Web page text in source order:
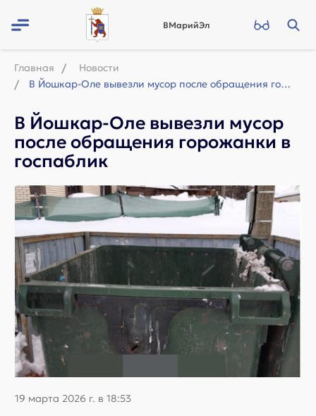
ВМарийЭл
Главная
Новости
В Йошкар-Оле вывезли мусор после обращения горожанки в госпаблик
В Йошкар-Оле вывезли мусор
после обращения горожанки в
госпаблик
19 марта 2026 г. в 18:53